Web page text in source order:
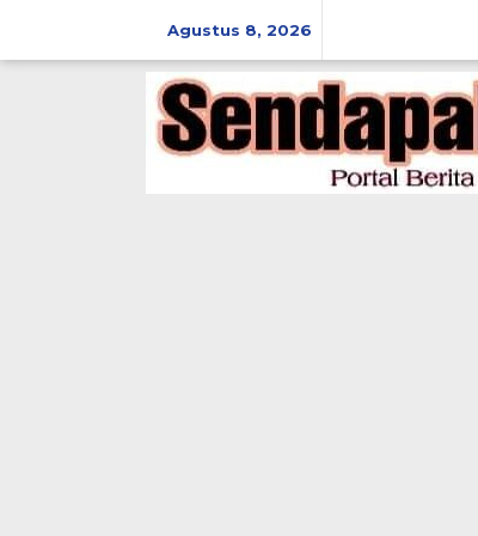
Agustus 8, 2026